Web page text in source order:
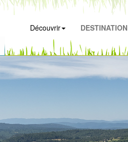
Découvrir
DESTINATION